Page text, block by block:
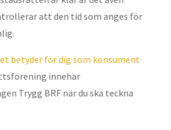
att den tid som anges för
betyder för dig som konsument
innehar
Trygg BRF när du ska teckna